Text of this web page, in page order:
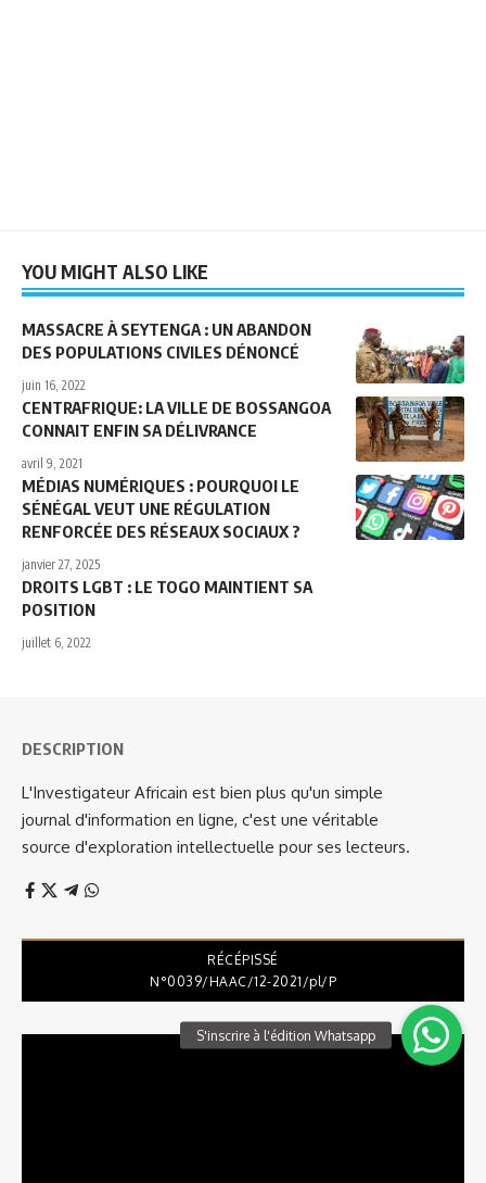
YOU MIGHT ALSO LIKE
MASSACRE À SEYTENGA : UN ABANDON
DES POPULATIONS CIVILES DÉNONCÉ
juin 16, 2022
CENTRAFRIQUE: LA VILLE DE BOSSANGOA
CONNAIT ENFIN SA DÉLIVRANCE
avril 9, 2021
MÉDIAS NUMÉRIQUES : POURQUOI LE
SÉNÉGAL VEUT UNE RÉGULATION
RENFORCÉE DES RÉSEAUX SOCIAUX ?
janvier 27, 2025
DROITS LGBT : LE TOGO MAINTIENT SA
POSITION
juillet 6, 2022
DESCRIPTION
L'Investigateur Africain est bien plus qu'un simple
journal d'information en ligne, c'est une véritable
source d'exploration intellectuelle pour ses lecteurs.
RÉCÉPISSÉ
N°0039/HAAC/12-2021/pl/P